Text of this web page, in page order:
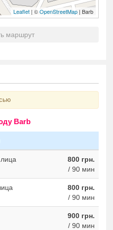
Leaflet | ©OpenStreetMap | Barb
маршрут
Barb
800 грн.
/ 90 мин
800 грн.
/ 90 мин
900 грн.
/ 90 мин